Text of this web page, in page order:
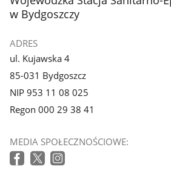
galerii.
galerii.
w Bydgoszczy
ADRES
ul. Kujawska 4
85-031 Bydgoszcz
NIP 953 11 08 025
Regon 000 29 38 41
MEDIA SPOŁECZNOŚCIOWE: